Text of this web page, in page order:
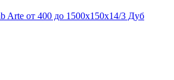
Arte от 400 до 1500х150х14/3 Дуб